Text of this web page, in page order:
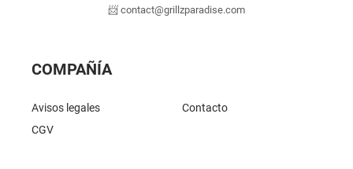
📨 contact@grillzparadise.com
COMPAÑÍA
Avisos legales
CGV
Contacto